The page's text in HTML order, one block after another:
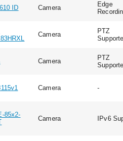
ID Camera
Edge
Camera
PTZ
Camera
PTZ
Camera -
85x2-
Camera IPv6